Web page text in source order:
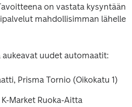
on vastata kysyntään
mahdollisimman lähelle
aukeavat uudet automaatit:
Prisma Tornio (Oikokatu 1)
Market Ruoka-Aitta